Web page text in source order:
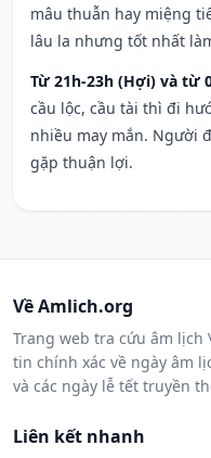
mâu thuẫn hay miệng
lâu la nhưng tốt nhất
Từ 21h-23h (Hợi) và từ
cầu lộc, cầu tài thì đi
nhiều may mắn. Người
gặp thuận lợi.
Về Amlich.org
Trang web tra cứu âm
tin chính xác về ngày âm
và các ngày lễ tết truyền
Liên kết nhanh